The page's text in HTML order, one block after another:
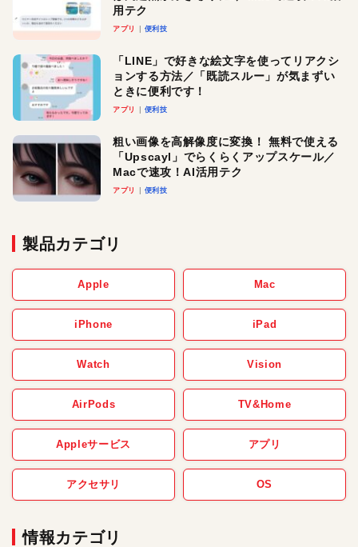
用テク
アプリ 便利技
「LINE」で好きな絵文字を使ってリアクシ
ョンする方法／「既読スルー」が気まずい
ときに便利です！
アプリ 便利技
粗い画像を高解像度に変換！ 無料で使える
「Upscayl」でらくらくアップスケール／
Macで速攻！AI活用テク
アプリ 便利技
製品カテゴリ
Apple Mac
iPhone iPad
Watch Vision
AirPods TV&Home
Appleサービス アプリ
アクセサリ OS
情報カテゴリ